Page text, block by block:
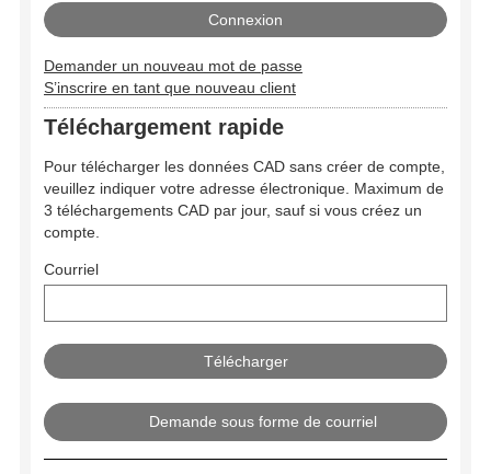
Demander un nouveau mot de passe
S’inscrire en tant que nouveau client
Téléchargement rapide
Pour télécharger les données CAD sans créer de compte,
veuillez indiquer votre adresse électronique. Maximum de
3 téléchargements CAD par jour, sauf si vous créez un
compte.
Courriel
Demande sous forme de courriel